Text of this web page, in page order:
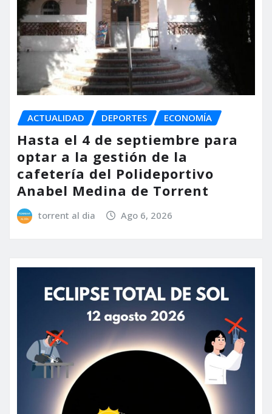
ACTUALIDAD DEPORTES ECONOMÍA
Hasta el 4 de septiembre para
optar a la gestión de la
cafetería del Polideportivo
Anabel Medina de Torrent
torrent al dia Ago 6, 2026